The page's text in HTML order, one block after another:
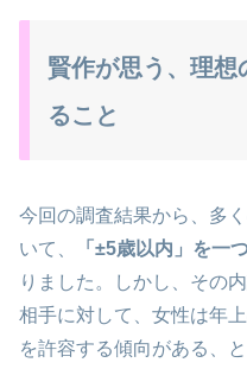
賢作が思う、理想
ること
今回の調査結果から、多
いて、
「±5歳以内」を一
りました。しかし、その
相手に対して、女性は年
を許容する傾向がある、